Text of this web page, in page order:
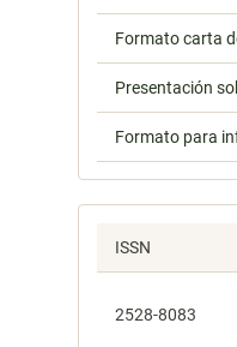
Formato carta
Presentación
Formato para
ISSN
2528-8083